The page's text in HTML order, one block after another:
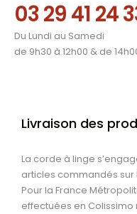
03 29 41 24
Du Lundi au Samedi
de 9h30 à 12h00 & de
Livraison des
La corde à linge
articles commandés sur
Pour la France
effectuées en